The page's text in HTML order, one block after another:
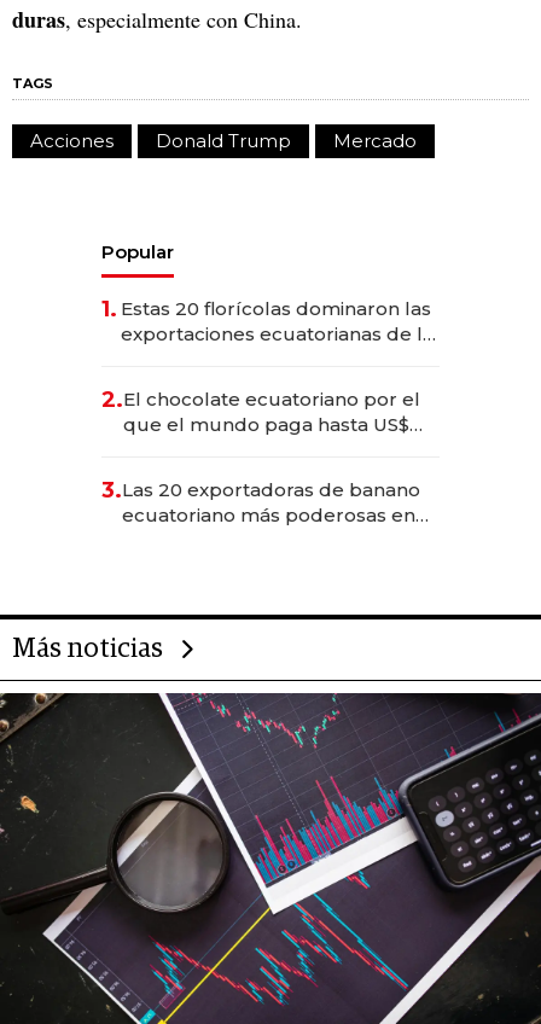
duras, especialmente con China.
TAGS
Acciones Donald Trump Mercado
Popular
1. Estas 20 florícolas dominaron las
exportaciones ecuatorianas de la
2.El chocolate ecuatoriano por el
que el mundo paga hasta US$
3.Las 20 exportadoras de banano
ecuatoriano más poderosas en
Más noticias